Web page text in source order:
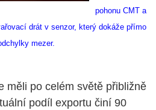
pohonu CMT a
drát v senzor, který dokáže přímo
mezer.
měli po celém světě přibližně
podíl exportu činí 90